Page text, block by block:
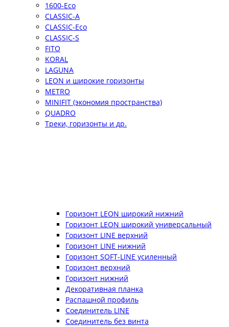
1600-Eco
CLASSIC-A
CLASSIC-Eco
CLASSIC-S
FITO
KORAL
LAGUNA
LEON и широкие горизонты
METRO
MINIFIT (экономия пространства)
QUADRO
Треки, горизонты и др.
Горизонт LEON широкий нижний
Горизонт LEON широкий универсальный
Горизонт LINE верхний
Горизонт LINE нижний
Горизонт SOFT-LINE усиленный
Горизонт верхний
Горизонт нижний
Декоративная планка
Распашной профиль
Соединитель LINE
Соединитель без винта